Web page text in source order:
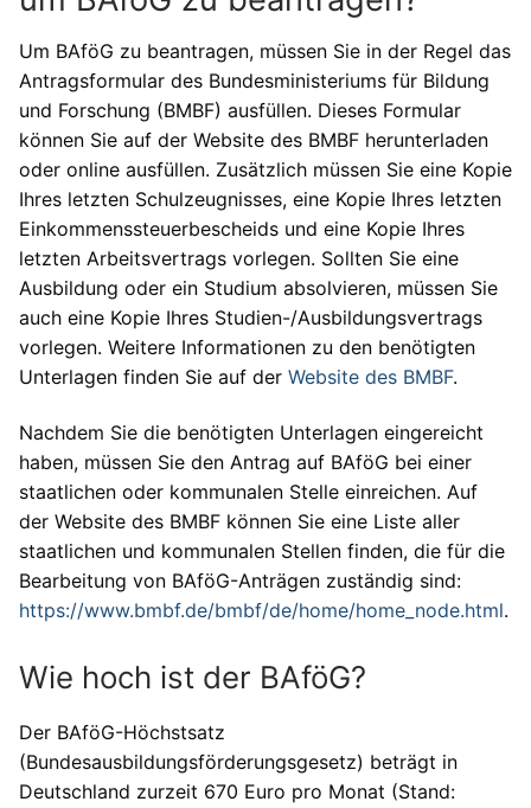
Um BAföG zu beantragen, müssen Sie in der Regel das
Antragsformular des Bundesministeriums für Bildung
und Forschung (BMBF) ausfüllen. Dieses Formular
können Sie auf der Website des BMBF herunterladen
oder online ausfüllen. Zusätzlich müssen Sie eine Kopie
Ihres letzten Schulzeugnisses, eine Kopie Ihres letzten
Einkommenssteuerbescheids und eine Kopie Ihres
letzten Arbeitsvertrags vorlegen. Sollten Sie eine
Ausbildung oder ein Studium absolvieren, müssen Sie
auch eine Kopie Ihres Studien-/Ausbildungsvertrags
vorlegen. Weitere Informationen zu den benötigten
Unterlagen finden Sie auf der Website des BMBF.
Nachdem Sie die benötigten Unterlagen eingereicht
haben, müssen Sie den Antrag auf BAföG bei einer
staatlichen oder kommunalen Stelle einreichen. Auf
der Website des BMBF können Sie eine Liste aller
staatlichen und kommunalen Stellen finden, die für die
Bearbeitung von BAföG-Anträgen zuständig sind:
https://www.bmbf.de/bmbf/de/home/home_node.html.
Wie hoch ist der BAföG?
Der BAföG-Höchstsatz
(Bundesausbildungsförderungsgesetz) beträgt in
Deutschland zurzeit 670 Euro pro Monat (Stand: